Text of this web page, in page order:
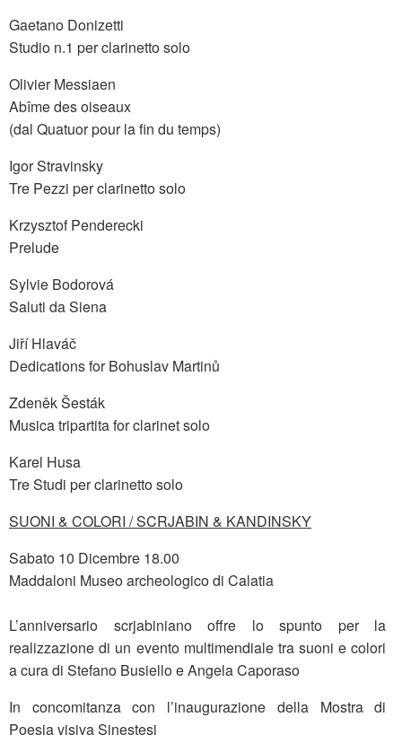
Gaetano Donizetti
Studio n.1 per clarinetto solo
Olivier Messiaen
Abîme des oiseaux
(dal Quatuor pour la fin du temps)
Igor Stravinsky
Tre Pezzi per clarinetto solo
Krzysztof Penderecki
Prelude
Sylvie Bodorová
Saluti da Siena
Jiří Hlaváč
Dedications for Bohuslav Martinů
Zdeněk Šesták
Musica tripartita for clarinet solo
Karel Husa
Tre Studi per clarinetto solo
SUONI & COLORI / SCRJABIN & KANDINSKY
Sabato 10 Dicembre 18.00
Maddaloni Museo archeologico di Calatia
L’anniversario scrjabiniano offre lo spunto per la
realizzazione di un evento multimendiale tra suoni e colori
a cura di Stefano Busiello e Angela Caporaso
In concomitanza con l’inaugurazione della Mostra di
Poesia visiva Sinestesi